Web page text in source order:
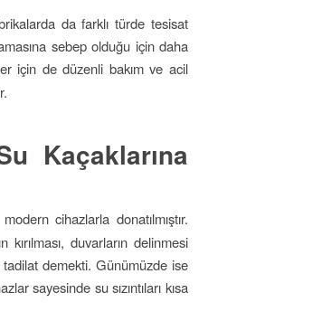
da farklı türde tesisat
sebep olduğu için daha
için de düzenli bakım ve acil
Kaçaklarına
cihazlarla donatılmıştır.
duvarların delinmesi
demekti. Günümüzde ise
sayesinde su sızıntıları kısa